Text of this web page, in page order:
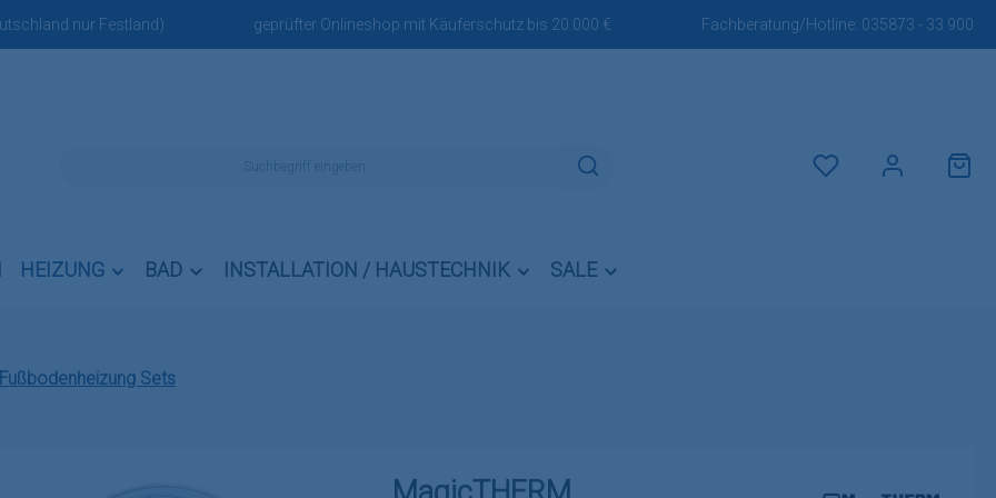
nur Festland) geprüfter Onlineshop mit Käuferschutz bis 20.000 € Fachberatung/Hotline: 035873 - 33 900
HEIZUNG BAD INSTALLATION / HAUSTECHNIK SALE
Fußbodenheizung Sets